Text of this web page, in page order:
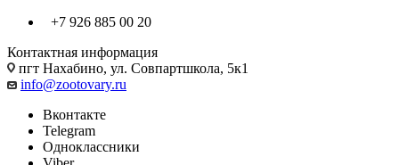
+7 926 885 00 20
Контактная информация
пгт Нахабино, ул. Совпартшкола, 5к1
info@zootovary.ru
Вконтакте
Telegram
Одноклассники